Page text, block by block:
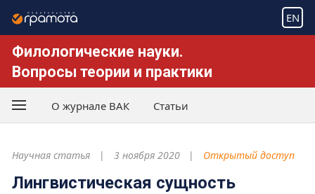
EN
Филологические науки.
Вопросы теории и практики
О журнале ВАК Статьи
Научная статья 3 ноября 2020 Открытый доступ
Лингвистическая сущность